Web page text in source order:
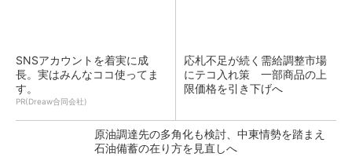
SNSアカウントを着実に成
長。実はみんなココ使ってま
す。
PR(Dreaw合同会社)
応札不足が続く需給調整市場
にテコ入れ策 一部商品の上
限価格を引き下げへ
原油調達先の多角化も検討、中東情勢を踏まえ
石油備蓄の在り方を見直しへ